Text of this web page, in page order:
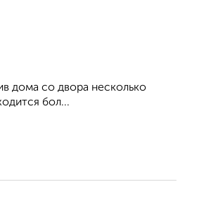
дома со двора несколько
бол...